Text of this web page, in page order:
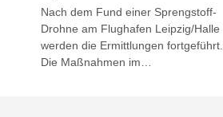
Nach dem Fund einer Sprengstoff-
Drohne am Flughafen Leipzig/Halle
werden die Ermittlungen fortgeführt.
Die Maßnahmen im